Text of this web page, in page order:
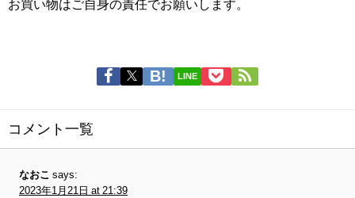
お買い物はご自身の責任でお願いします。
LINE
コメント一覧
なおこ says:
2023年1月21日 at 21:39